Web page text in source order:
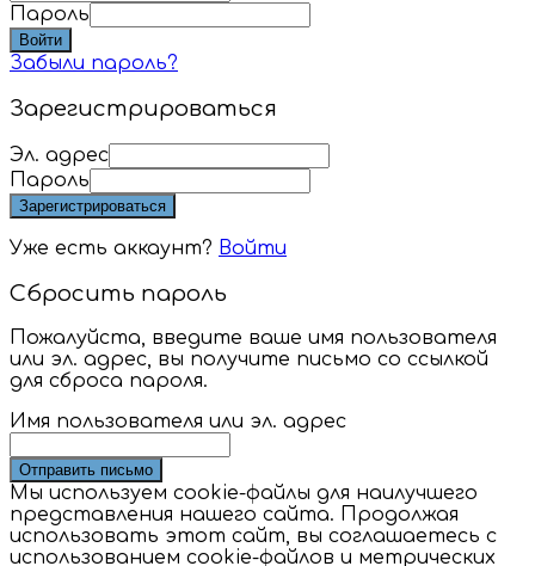
Пароль
Войти
Забыли пароль?
Зарегистрироваться
Эл. адрес
Пароль
Зарегистрироваться
Уже есть аккаунт? Войти
Сбросить пароль
Пожалуйста, введите ваше имя пользователя
или эл. адрес, вы получите письмо со ссылкой
для сброса пароля.
Имя пользователя или эл. адрес
Отправить письмо
Мы используем cookie-файлы для наилучшего
представления нашего сайта. Продолжая
использовать этот сайт, вы соглашаетесь с
использованием cookie-файлов и метрических